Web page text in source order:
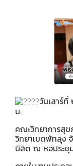
วันเสาร์
น.
คณะวิทยาการสุ
วิทยาเขตพัทลุง
นิสิต ณ หอประชุ